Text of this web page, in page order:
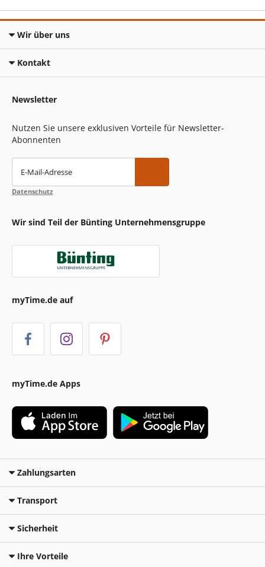
Wir über uns
Kontakt
Newsletter
Nutzen Sie unsere exklusiven Vorteile für Newsletter-
Abonnenten
E-Mail-Adresse
Datenschutz
Wir sind Teil der Bünting Unternehmensgruppe
myTime.de auf
myTime.de Apps
Zahlungsarten
Transport
Sicherheit
Ihre Vorteile